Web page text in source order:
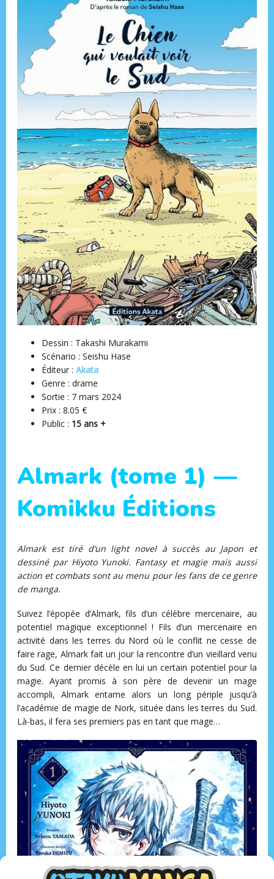
Dessin : Takashi Murakami
Scénario : Seishu Hase
Éditeur ‏:Akata
Genre : drame
Sortie : 7 mars 2024
Prix : 8.05 €
Public : 15 ans +
Almark (tome 1) —
Komikku Éditions
Almark est tiré d’un light novel à succès au Japon et
dessiné par Hiyoto Yunoki. Fantasy et magie mais aussi
action et combats sont au menu pour les fans de ce genre
de manga.
Suivez l’épopée d’Almark, fils d’un célèbre mercenaire, au
potentiel magique exceptionnel ! Fils d’un mercenaire en
activité dans les terres du Nord où le conflit ne cesse de
faire rage, Almark fait un jour la rencontre d’un vieillard venu
du Sud. Ce dernier décèle en lui un certain potentiel pour la
magie. Ayant promis à son père de devenir un mage
accompli, Almark entame alors un long périple jusqu’à
l’académie de magie de Nork, située dans les terres du Sud.
Là-bas, il fera ses premiers pas en tant que mage…